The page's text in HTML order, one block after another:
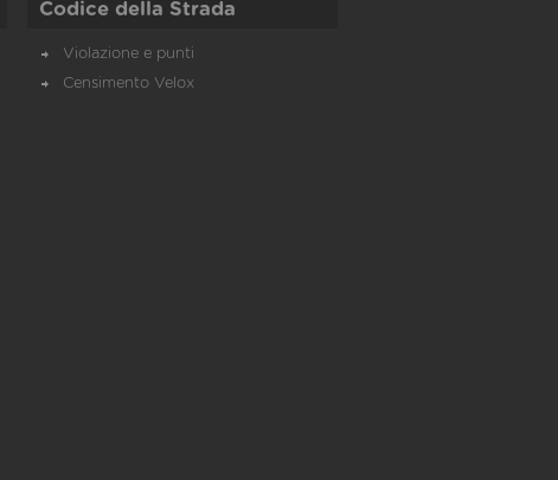
Codice della Strada
Violazione e punti
Censimento Velox